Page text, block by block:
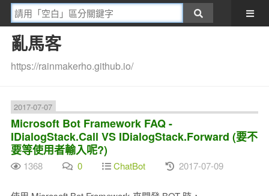
亂馬客
https://rainmakerho.github.io/
2017-07-07
Microsoft Bot Framework FAQ -
IDialogStack.Call VS IDialogStack.Forward (要不
要等使用者輸入呢?)
1368 0 ChatBot 2017-07-09